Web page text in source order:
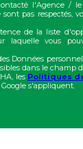
l'Agence /
pas respectés,
de la liste
laquelle vous
Données
dans le champ
les Politiques
Google s'appliquent.